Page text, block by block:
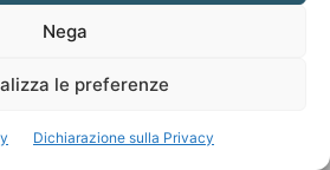
Nega
le preferenze
Dichiarazione sulla Privacy